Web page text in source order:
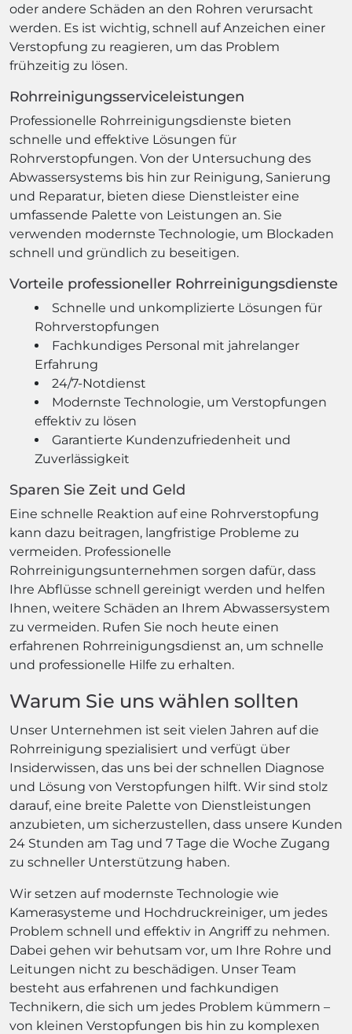
oder andere Schäden an den Rohren verursacht
werden. Es ist wichtig, schnell auf Anzeichen einer
Verstopfung zu reagieren, um das Problem
frühzeitig zu lösen.
Rohrreinigungsserviceleistungen
Professionelle Rohrreinigungsdienste bieten
schnelle und effektive Lösungen für
Rohrverstopfungen. Von der Untersuchung des
Abwassersystems bis hin zur Reinigung, Sanierung
und Reparatur, bieten diese Dienstleister eine
umfassende Palette von Leistungen an. Sie
verwenden modernste Technologie, um Blockaden
schnell und gründlich zu beseitigen.
Vorteile professioneller Rohrreinigungsdienste
Schnelle und unkomplizierte Lösungen für
Rohrverstopfungen
Fachkundiges Personal mit jahrelanger
Erfahrung
24/7-Notdienst
Modernste Technologie, um Verstopfungen
effektiv zu lösen
Garantierte Kundenzufriedenheit und
Zuverlässigkeit
Sparen Sie Zeit und Geld
Eine schnelle Reaktion auf eine Rohrverstopfung
kann dazu beitragen, langfristige Probleme zu
vermeiden. Professionelle
Rohrreinigungsunternehmen sorgen dafür, dass
Ihre Abflüsse schnell gereinigt werden und helfen
Ihnen, weitere Schäden an Ihrem Abwassersystem
zu vermeiden. Rufen Sie noch heute einen
erfahrenen Rohrreinigungsdienst an, um schnelle
und professionelle Hilfe zu erhalten.
Warum Sie uns wählen sollten
Unser Unternehmen ist seit vielen Jahren auf die
Rohrreinigung spezialisiert und verfügt über
Insiderwissen, das uns bei der schnellen Diagnose
und Lösung von Verstopfungen hilft. Wir sind stolz
darauf, eine breite Palette von Dienstleistungen
anzubieten, um sicherzustellen, dass unsere Kunden
24 Stunden am Tag und 7 Tage die Woche Zugang
zu schneller Unterstützung haben.
Wir setzen auf modernste Technologie wie
Kamerasysteme und Hochdruckreiniger, um jedes
Problem schnell und effektiv in Angriff zu nehmen.
Dabei gehen wir behutsam vor, um Ihre Rohre und
Leitungen nicht zu beschädigen. Unser Team
besteht aus erfahrenen und fachkundigen
Technikern, die sich um jedes Problem kümmern –
von kleinen Verstopfungen bis hin zu komplexen